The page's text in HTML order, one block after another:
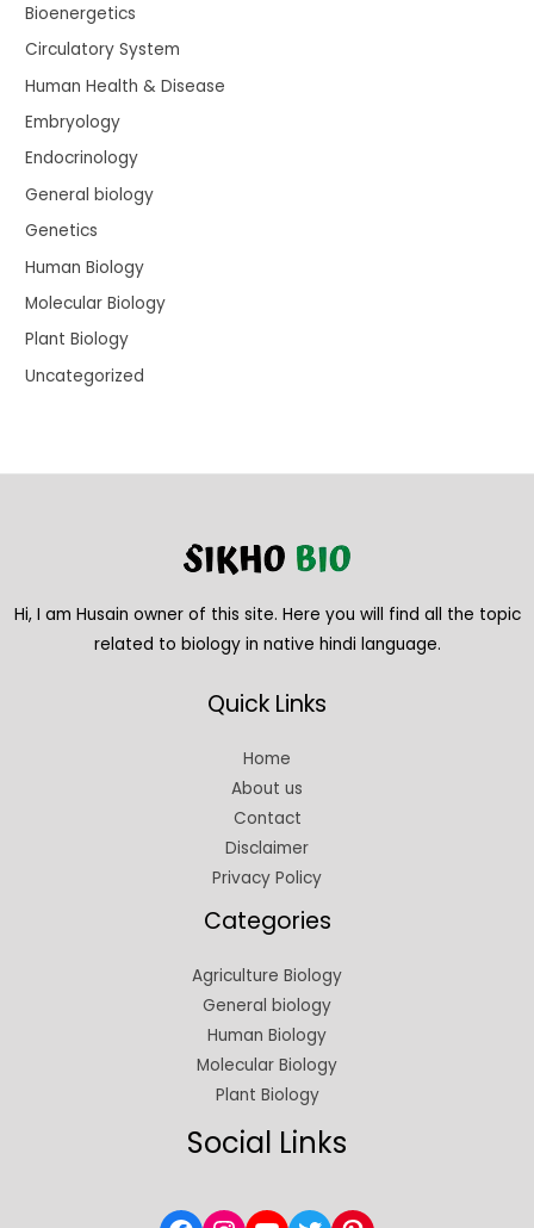
Bioenergetics
Circulatory System
Human Health & Disease
Embryology
Endocrinology
General biology
Genetics
Human Biology
Molecular Biology
Plant Biology
Uncategorized
Hi, I am Husain owner of this site. Here you will find all the topic
related to biology in native hindi language.
Quick Links
Home
About us
Contact
Disclaimer
Privacy Policy
Categories
Agriculture Biology
General biology
Human Biology
Molecular Biology
Plant Biology
Social Links